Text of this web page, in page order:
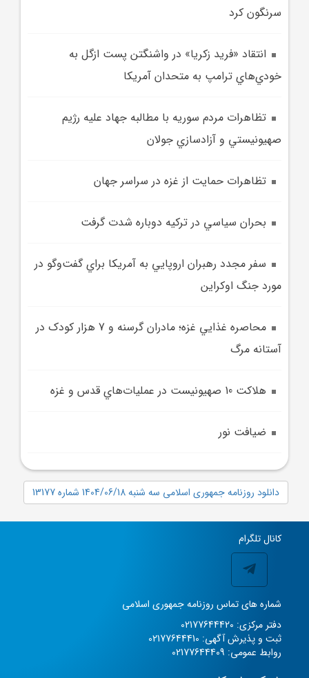
سرنگون کرد
انتقاد «فريد زکريا» در واشنگتن پست ازگل به
خودي‌هاي ترامپ به متحدان آمريکا
تظاهرات مردم سوريه با مطالبه جهاد عليه رژيم
صهيونيستي و آزادسازي جولان
تظاهرات حمايت از غزه در سراسر جهان
بحران سياسي در ترکيه دوباره شدت گرفت
سفر مجدد رهبران اروپايي به آمريکا براي گفت‌وگو در
مورد جنگ اوکراين
محاصره غذايي غزه؛ مادران گرسنه و 7 هزار کودک در
آستانه مرگ
هلاکت 10 صهيونيست در عمليات‌هاي قدس و غزه
ضيافت نور
دانلود روزنامه جمهوری اسلامی سه شنبه 1404/06/18 شماره 13177
کانال تلگرام
شماره های تماس روزنامه جمهوری اسلامی
دفتر مرکزی: 02177644420
ثبت و پذیرش آگهی: 02177644410
روابط عمومی: 02177644409